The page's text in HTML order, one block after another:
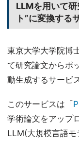
LLMを用いて
ト”に変換する
東京大学大学院博
て研究論文からポ
動生成するサービ
このサービスは「
学術論文をアップ
LLM(大規模言語